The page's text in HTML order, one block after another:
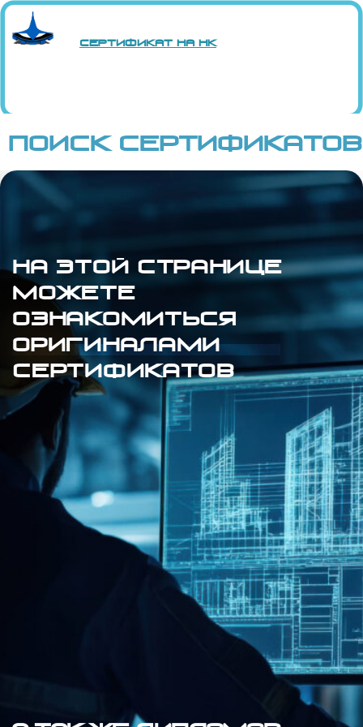
Поиск сертификатов
а так же дипломов
на этой странице
можете
ознакомиться
сертификатов